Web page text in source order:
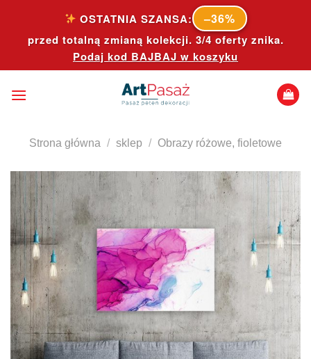
content
OSTATNIA SZANSA: –36%
przed totalną zmianą kolekcji. 3/4 oferty znika.
Podaj kod BAJBAJ w koszyku
Strona główna / sklep / Obrazy różowe, fioletowe